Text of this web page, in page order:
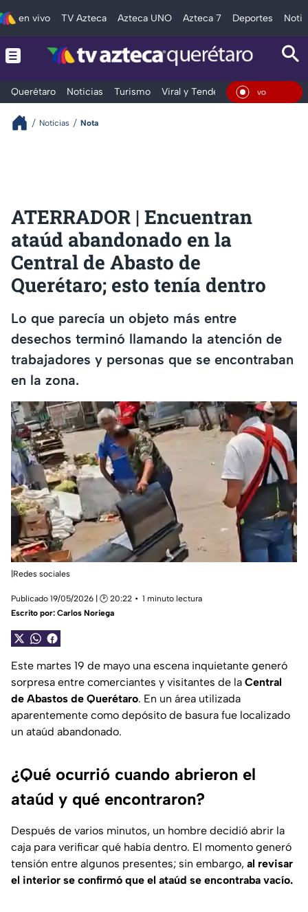
en vivo TV Azteca Azteca UNO Azteca 7 Deportes
Querétaro Noticias Turismo Viral y Tendencia Clima En
Noticias Nota
ATERRADOR | Encuentran
ataúd abandonado en la
Central de Abasto de
Querétaro; esto tenía dentro
Lo que parecía un objeto más entre
desechos terminó llamando la atención de
trabajadores y personas que se encontraban
en la zona.
|Redes sociales
Publicado 19/05/2026 | 🕑 20:22
1 minuto lectura
Escrito por: Carlos Noriega
Este martes 19 de mayo una escena inquietante generó
sorpresa entre comerciantes y visitantes de la Central
de Abastos de Querétaro. En un área utilizada
aparentemente como depósito de basura fue localizado
un ataúd abandonado.
¿Qué ocurrió cuando abrieron el
ataúd y qué encontraron?
Después de varios minutos, un hombre decidió abrir la
caja para verificar qué había dentro. El momento generó
tensión entre algunos presentes; sin embargo, al revisar
el interior se confirmó que el ataúd se encontraba vacío.